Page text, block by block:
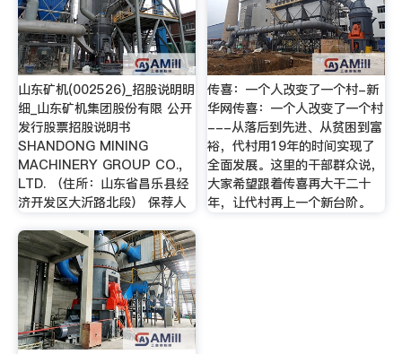
山东矿机(002526)_招股说明明
细_山东矿机集团股份有限 公开
发行股票招股说明书
SHANDONG MINING
MACHINERY GROUP CO.,
LTD. （住所：山东省昌乐县经
济开发区大沂路北段） 保荐人
传喜：一个人改变了一个村-新
华网传喜：一个人改变了一个村
---从落后到先进、从贫困到富
裕，代村用19年的时间实现了
全面发展。这里的干部群众说，
大家希望跟着传喜再大干二十
年，让代村再上一个新台阶。